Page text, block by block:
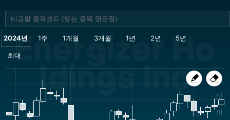
Energizer Ho
ldings Inc
20
22
24